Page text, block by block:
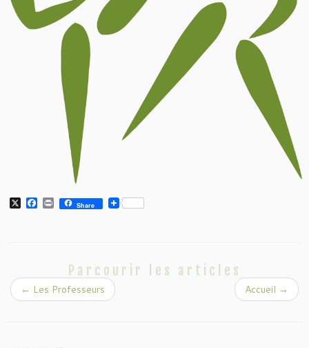
X Facebook
PrintShare
Parcourir les articles
← Les Professeurs Accueil →